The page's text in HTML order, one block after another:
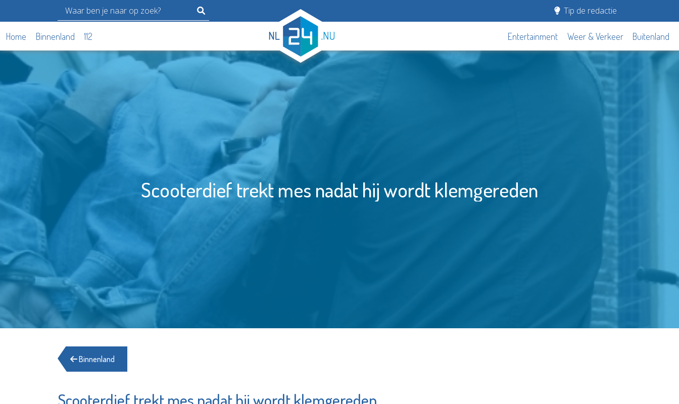
Tip de redactie
Home Binnenland 112 Entertainment Weer & Verkeer Buitenland
Scooterdief trekt mes nadat hij wordt klemgereden
Binnenland
Scooterdief trekt mes nadat hij wordt klemgereden